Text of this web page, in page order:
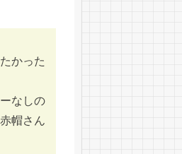
かった
なしの
帽さん